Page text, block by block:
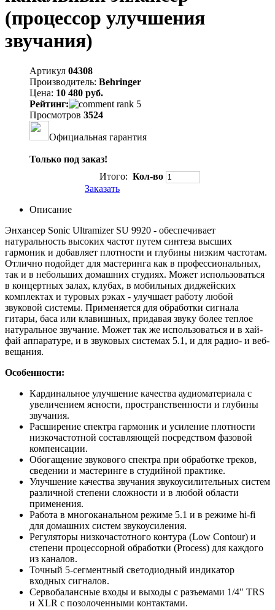
(процессор улучшения
звучания)
Артикул 04308
Производитель: Behringer
Цена: 10 480 руб.
Рейтинг:
Просмотров 3524
Официальная гарантия
Только под заказ!
Итого: Кол-во
Заказать
Описание
Энхансер Sonic Ultramizer SU 9920 - обеспечивает
натуральность высоких частот путем синтеза высших
гармоник и добавляет плотности и глубины низким частотам.
Отлично подойдет для мастеринга как в профессиональных,
так и в небольших домашних студиях. Может использоваться
в концертных залах, клубах, в мобильных диджейских
комплектах и туровых рэках - улучшает работу любой
звуковой системы. Применяется для обработки сигнала
гитары, баса или клавишных, придавая звуку более теплое
натуральное звучание. Может так же использоваться и в хай-
фай аппаратуре, и в звуковых системах 5.1, и для радио- и веб-
вещания.
Особенности:
Кардинальное улучшение качества аудиоматериала с
увеличением ясности, пространственности и глубины
звучания.
Расширение спектра гармоник и усиление плотности
низкочастотной составляющей посредством фазовой
компенсации.
Обогащение звукового спектра при обработке треков,
сведении и мастеринге в студийной практике.
Улучшение качества звучания звукоусилительных систем
различной степени сложности и в любой области
применения.
Работа в многоканальном режиме 5.1 и в режиме hi-fi
для домашних систем звукоусиления.
Регуляторы низкочастотного контура (Low Contour) и
степени процессорной обработки (Process) для каждого
из каналов.
Точный 5-сегментный светодиодный индикатор
входных сигналов.
Сервобалансные входы и выходы с разъемами 1/4" TRS
и XLR с позолоченными контактами.